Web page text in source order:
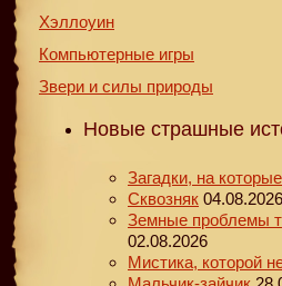
Хэллоуин
Компьютерные игры
Звери и силы природы
Новые страшные
Загадки, на
Сквозняк 04.08.2026
Земные проблемы
02.08.2026
Мистика, которой